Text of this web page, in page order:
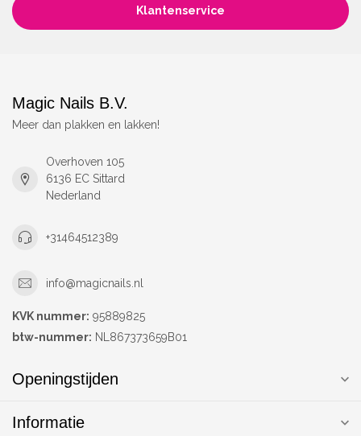
Klantenservice
Magic Nails B.V.
Meer dan plakken en lakken!
Overhoven 105
6136 EC Sittard
Nederland
+31464512389
info@magicnails.nl
KVK nummer: 95889825
btw-nummer: NL867373659B01
Openingstijden
Informatie